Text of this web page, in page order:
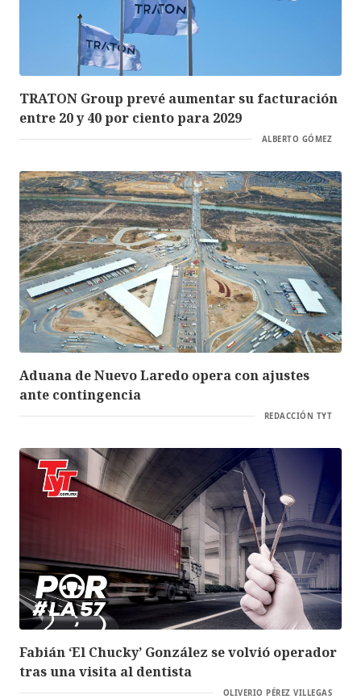
TRATON Group prevé aumentar su facturación
entre 20 y 40 por ciento para 2029
ALBERTO GÓMEZ
Aduana de Nuevo Laredo opera con ajustes
ante contingencia
REDACCIÓN TYT
Fabián ‘El Chucky’ González se volvió operador
tras una visita al dentista
OLIVERIO PÉREZ VILLEGAS